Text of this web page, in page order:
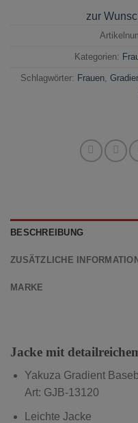
zur
Kategorien:
Schlagwörter: Frauen
BESCHREIBUNG
ZUSÄTZLICHE
MARKE
Jacke mit
Yakuza Gradient
Art: GJB-13120
Leichte Jacke